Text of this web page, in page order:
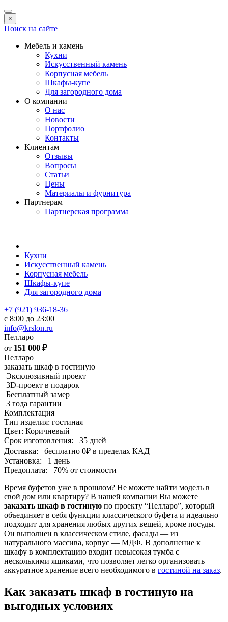
×
Поиск на сайте
Мебель и камень
Кухни
Искусственный камень
Корпусная мебель
Шкафы-купе
Для загородного дома
О компании
О нас
Новости
Портфолио
Контакты
Клиентам
Отзывы
Вопросы
Статьи
Цены
Материалы и фурнитура
Партнерам
Партнерская программа
Кухни
Искусственный камень
Корпусная мебель
Шкафы-купе
Для загородного дома
+7 (921) 936-18-36
с 8:00 до 23:00
info@krslon.ru
Пелларо
от 151 000 ₽
Пелларо
заказать шкаф в гостиную
Эксклюзивный проект
3D-проект в подарок
Бесплатный замер
3 года гарантии
Комплектация
Тип изделия: гостиная
Цвет: Коричневый
Срок изготовления:
35 дней
Доставка:
бесплатно 0₽ в пределах КАД
Установка:
1 день
Предоплата:
70% от стоимости
Время буфетов уже в прошлом? Не можете найти модель в
свой дом или квартиру? В нашей компании Вы можете
заказать шкаф в гостиную по проекту “Пелларо”, который
объединяет в себя функции классического буфета и идеально
подходит для хранения любых других вещей, кроме посуды.
Он выполнен в классическом стиле, фасады — из
натурального массива, корпус — МДФ. В дополнение к
шкафу в комплектацию входит невысокая тумба с
несколькими ящиками, что позволяет легко организовать
аккуратное хранение всего необходимого в гостиной на заказ.
Как заказать шкаф в гостиную на
выгодных условиях